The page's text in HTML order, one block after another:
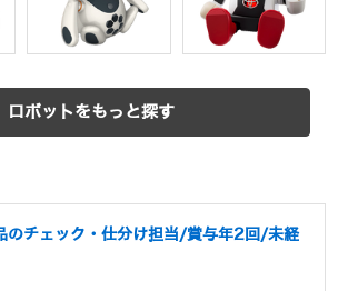
ロボットをもっと探す
のチェック・仕分け担当/賞与年2回/未経